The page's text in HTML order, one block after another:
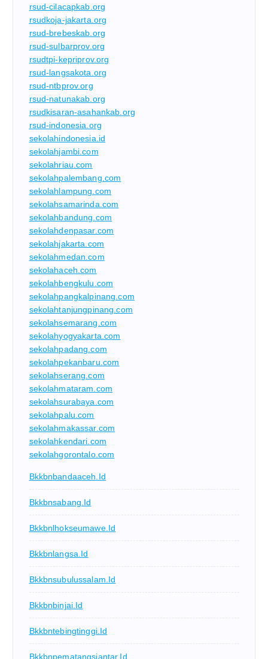
rsud-cilacapkab.org
rsudkoja-jakarta.org
rsud-brebeskab.org
rsud-sulbarprov.org
rsudtpi-kepriprov.org
rsud-langsakota.org
rsud-ntbprov.org
rsud-natunakab.org
rsudkisaran-asahankab.org
rsud-indonesia.org
sekolahindonesia.id
sekolahjambi.com
sekolahriau.com
sekolahpalembang.com
sekolahlampung.com
sekolahsamarinda.com
sekolahbandung.com
sekolahdenpasar.com
sekolahjakarta.com
sekolahmedan.com
sekolahaceh.com
sekolahbengkulu.com
sekolahpangkalpinang.com
sekolahtanjungpinang.com
sekolahsemarang.com
sekolahyogyakarta.com
sekolahpadang.com
sekolahpekanbaru.com
sekolahserang.com
sekolahmataram.com
sekolahsurabaya.com
sekolahpalu.com
sekolahmakassar.com
sekolahkendari.com
sekolahgorontalo.com
Bkkbnbandaaceh.id
Bkkbnsabang.id
Bkkbnlhokseumawe.id
Bkkbnlangsa.id
Bkkbnsubulussalam.id
Bkkbnbinjai.id
Bkkbntebingtinggi.id
Bkkbnpematangsiantar.id